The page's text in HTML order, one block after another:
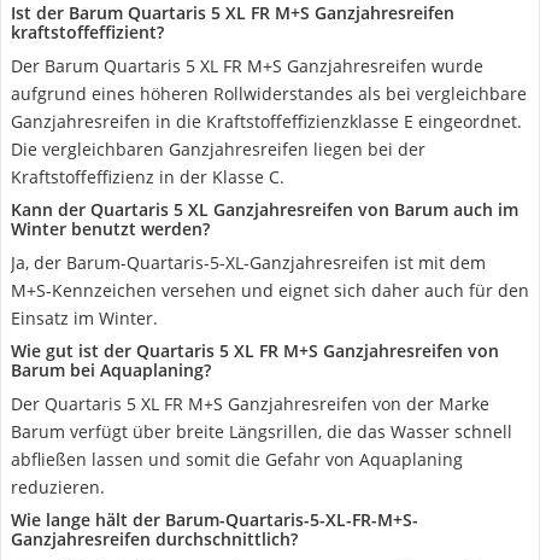
Ist der Barum Quartaris 5 XL FR M+S Ganzjahresreifen
kraftstoffeffizient?
Der Barum Quartaris 5 XL FR M+S Ganzjahresreifen wurde
aufgrund eines höheren Rollwiderstandes als bei vergleichbare
Ganzjahresreifen in die Kraftstoffeffizienzklasse E eingeordnet.
Die vergleichbaren Ganzjahresreifen liegen bei der
Kraftstoffeffizienz in der Klasse C.
Kann der Quartaris 5 XL Ganzjahresreifen von Barum auch im
Winter benutzt werden?
Ja, der Barum-Quartaris-5-XL-Ganzjahresreifen ist mit dem
M+S-Kennzeichen versehen und eignet sich daher auch für den
Einsatz im Winter.
Wie gut ist der Quartaris 5 XL FR M+S Ganzjahresreifen von
Barum bei Aquaplaning?
Der Quartaris 5 XL FR M+S Ganzjahresreifen von der Marke
Barum verfügt über breite Längsrillen, die das Wasser schnell
abfließen lassen und somit die Gefahr von Aquaplaning
reduzieren.
Wie lange hält der Barum-Quartaris-5-XL-FR-M+S-
Ganzjahresreifen durchschnittlich?